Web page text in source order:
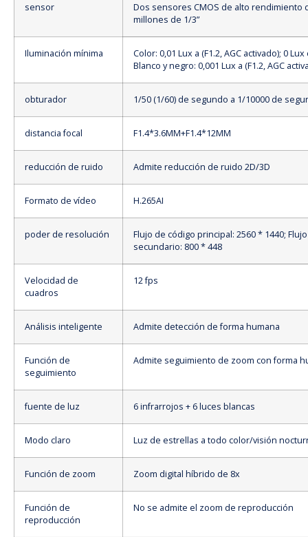
sensor
Dos sensores CMOS de alto rendimiento
millones de 1/3”
Iluminación mínima
Color: 0,01 Lux a (F1.2, AGC activado); 0 Lux
Blanco y negro: 0,001 Lux a (F1.2, AGC
obturador 1/50 (1/60) de segundo a 1/10000 de
distancia focal F1.4*3.6MM+F1.4*12MM
reducción de ruido Admite reducción de ruido 2D/3D
Formato de vídeo H.265AI
poder de resolución
Flujo de código principal: 2560 * 1440; Flujo
secundario: 800 * 448
Velocidad de
cuadros
12 fps
Análisis inteligente Admite detección de forma humana
Función de
seguimiento
Admite seguimiento de zoom con forma
fuente de luz 6 infrarrojos + 6 luces blancas
Modo claro Luz de estrellas a todo color/visión
Función de zoom Zoom digital híbrido de 8x
Función de
reproducción
No se admite el zoom de reproducción